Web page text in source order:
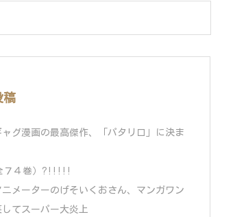
稿
ャグ漫画の最高傑作、「パタリロ」に決ま
全７４巻）?!!!!!
メーターのげそいくおさん、マンガワン
てスーパー大炎上